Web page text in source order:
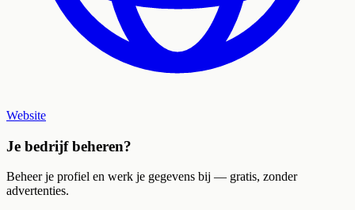
Website
Je bedrijf beheren?
Beheer je profiel en werk je gegevens bij — gratis, zonder
advertenties.